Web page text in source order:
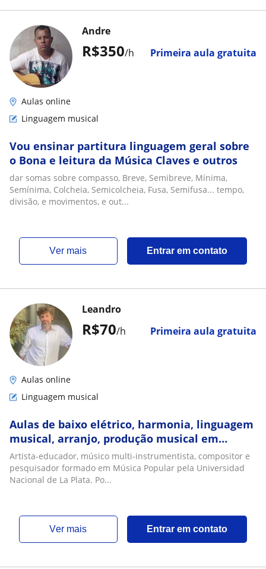
R$350/h Primeira aula gratuita
Andre
Aulas online
Linguagem musical
Vou ensinar partitura linguagem geral sobre
o Bona e leitura da Música Claves e outros
dar somas sobre compasso, Breve, Semibreve, Mínima,
Semínima, Colcheia, Semicolcheia, Fusa, Semifusa... tempo,
divisão, e movimentos, e out...
ver mais Entrar em contato
R$70/h Primeira aula gratuita
Leandro
Aulas online
Linguagem musical
Aulas de baixo elétrico, harmonia, linguagem
musical, arranjo, produção musical em
Ableton Live
Artista-educador, músico multi-instrumentista, compositor e
pesquisador formado em Música Popular pela Universidad
Nacional de La Plata. Po...
ver mais Entrar em contato